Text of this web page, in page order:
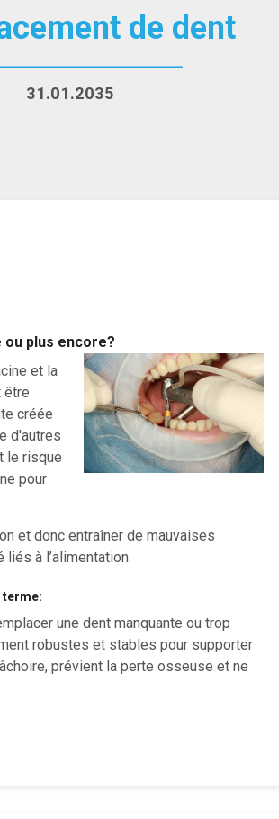
de dent
31.01.2035
plus encore?
et la
être
créée
d'autres
le risque
pour
et donc entraîner de mauvaises
à l’alimentation.
une dent manquante ou trop
robustes et stables pour supporter
prévient la perte osseuse et ne